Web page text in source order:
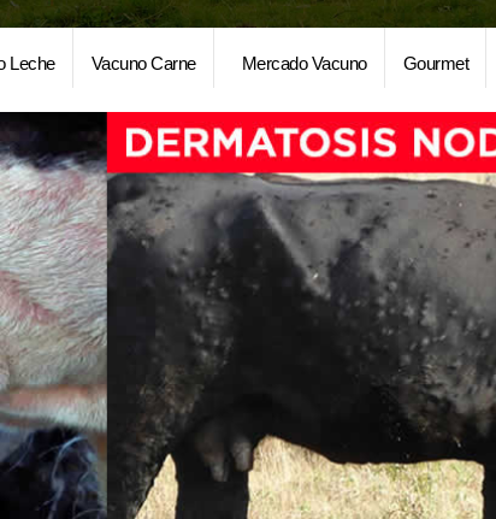
Leche Vacuno Carne Mercado Vacuno Gourmet